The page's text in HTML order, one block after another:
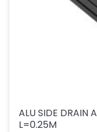
ALU SIDE DRAIN
L=0.25M